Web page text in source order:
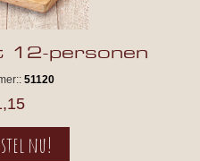
12-personen
51120